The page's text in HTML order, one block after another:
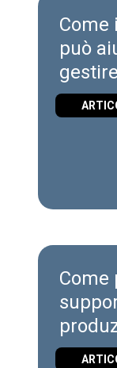
Come
può
Come